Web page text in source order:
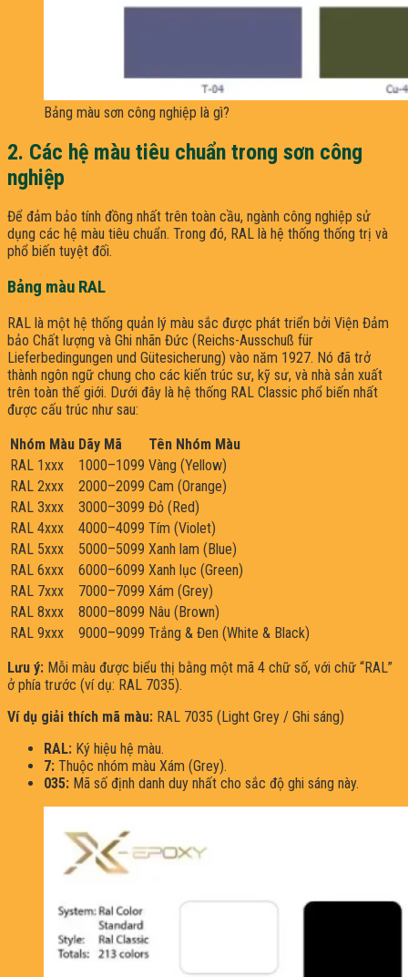
Bảng màu sơn công nghiệp là gì?
2. Các hệ màu tiêu chuẩn trong sơn công
nghiệp
Để đảm bảo tính đồng nhất trên toàn cầu, ngành công nghiệp sử
dụng các hệ màu tiêu chuẩn. Trong đó, RAL là hệ thống thống trị và
phổ biến tuyệt đối.
Bảng màu RAL
RAL là một hệ thống quản lý màu sắc được phát triển bởi Viện Đảm
bảo Chất lượng và Ghi nhãn Đức (Reichs-Ausschuß für
Lieferbedingungen und Gütesicherung) vào năm 1927. Nó đã trở
thành ngôn ngữ chung cho các kiến trúc sư, kỹ sư, và nhà sản xuất
trên toàn thế giới. Dưới đây là hệ thống RAL Classic phổ biến nhất
được cấu trúc như sau:
Nhóm Màu Dãy Mã
Tên Nhóm Màu
RAL 1xxx
1000–1099 Vàng (Yellow)
RAL 2xxx
2000–2099 Cam (Orange)
RAL 3xxx
3000–3099 Đỏ (Red)
RAL 4xxx
4000–4099 Tím (Violet)
RAL 5xxx
5000–5099 Xanh lam (Blue)
RAL 6xxx
6000–6099 Xanh lục (Green)
RAL 7xxx
7000–7099 Xám (Grey)
RAL 8xxx
8000–8099 Nâu (Brown)
RAL 9xxx
9000–9099 Trắng & Đen (White & Black)
Lưu ý: Mỗi màu được biểu thị bằng một mã 4 chữ số, với chữ “RAL”
ở phía trước (ví dụ: RAL 7035).
Ví dụ giải thích mã màu: RAL 7035 (Light Grey / Ghi sáng)
RAL: Ký hiệu hệ màu.
7: Thuộc nhóm màu Xám (Grey).
035: Mã số định danh duy nhất cho sắc độ ghi sáng này.